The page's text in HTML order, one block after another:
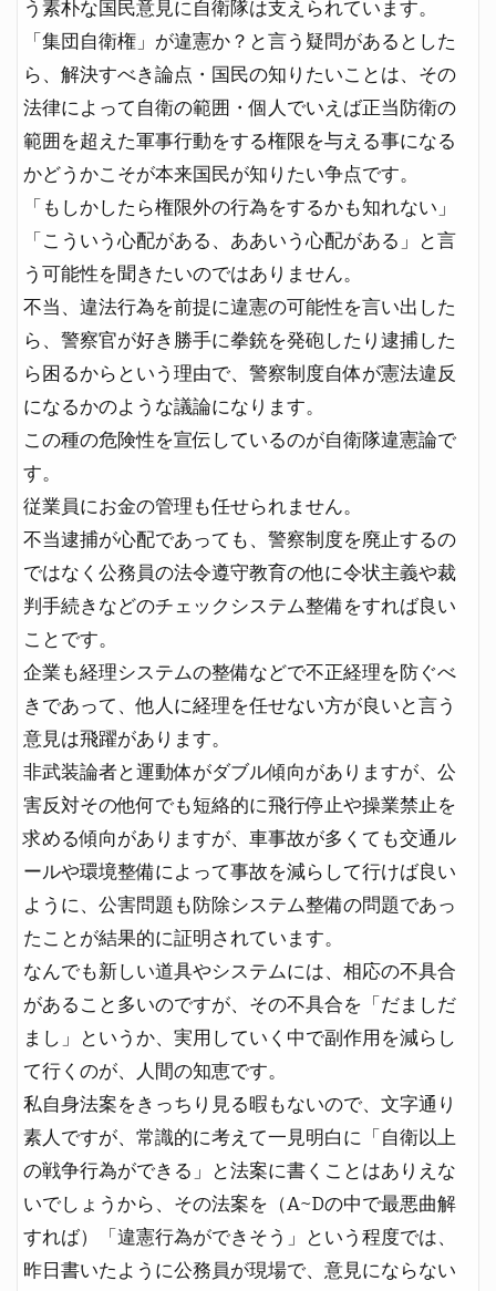
う素朴な国民意見に自衛隊は支えられています。
「集団自衛権」が違憲か？と言う疑問があるとした
ら、解決すべき論点・国民の知りたいことは、その
法律によって自衛の範囲・個人でいえば正当防衛の
範囲を超えた軍事行動をする権限を与える事になる
かどうかこそが本来国民が知りたい争点です。
「もしかしたら権限外の行為をするかも知れない」
「こういう心配がある、ああいう心配がある」と言
う可能性を聞きたいのではありません。
不当、違法行為を前提に違憲の可能性を言い出した
ら、警察官が好き勝手に拳銃を発砲したり逮捕した
ら困るからという理由で、警察制度自体が憲法違反
になるかのような議論になります。
この種の危険性を宣伝しているのが自衛隊違憲論で
す。
従業員にお金の管理も任せられません。
不当逮捕が心配であっても、警察制度を廃止するの
ではなく公務員の法令遵守教育の他に令状主義や裁
判手続きなどのチェックシステム整備をすれば良い
ことです。
企業も経理システムの整備などで不正経理を防ぐべ
きであって、他人に経理を任せない方が良いと言う
意見は飛躍があります。
非武装論者と運動体がダブル傾向がありますが、公
害反対その他何でも短絡的に飛行停止や操業禁止を
求める傾向がありますが、車事故が多くても交通ル
ールや環境整備によって事故を減らして行けば良い
ように、公害問題も防除システム整備の問題であっ
たことが結果的に証明されています。
なんでも新しい道具やシステムには、相応の不具合
があること多いのですが、その不具合を「だましだ
まし」というか、実用していく中で副作用を減らし
て行くのが、人間の知恵です。
私自身法案をきっちり見る暇もないので、文字通り
素人ですが、常識的に考えて一見明白に「自衛以上
の戦争行為ができる」と法案に書くことはありえな
いでしょうから、その法案を（A~Dの中で最悪曲解
すれば）「違憲行為ができそう」という程度では、
昨日書いたように公務員が現場で、意見にならない